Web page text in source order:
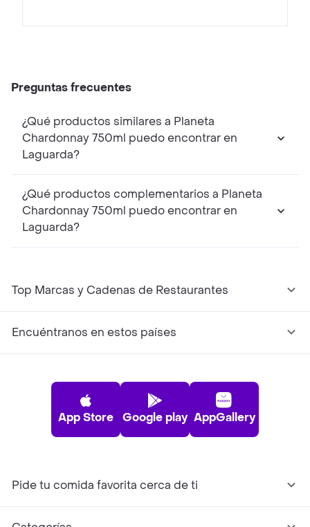
Preguntas frecuentes
¿Qué productos similares a Planeta
Chardonnay 750ml puedo encontrar en
Laguarda?
¿Qué productos complementarios a Planeta
Chardonnay 750ml puedo encontrar en
Laguarda?
Top Marcas y Cadenas de Restaurantes
Encuéntranos en estos países
App Store Google play AppGallery
Pide tu comida favorita cerca de ti